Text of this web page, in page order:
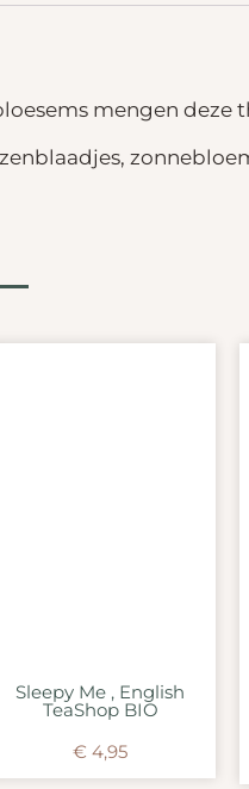
mengen
Sleepy Me , English
TeaShop BIO
€ 4,95